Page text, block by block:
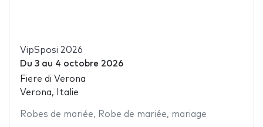
VipSposi 2026
Du 3au 4 octobre 2026
Fiere di Verona
Verona, Italie
Robes de mariée, Robe de mariée, mariage